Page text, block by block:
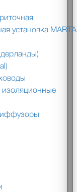
установка MARTA